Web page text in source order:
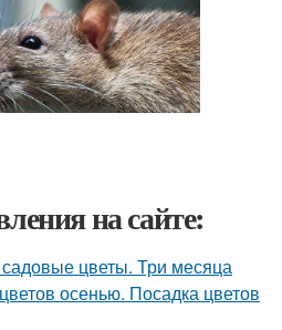
на сайте:
цветы. Три месяца
осенью. Посадка цветов